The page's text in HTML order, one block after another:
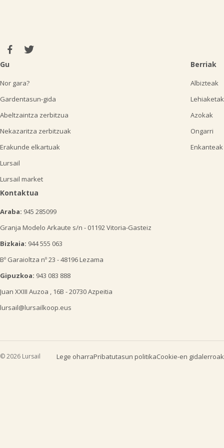
Gu
Nor gara?
Gardentasun-gida
Abeltzaintza zerbitzua
Nekazaritza zerbitzuak
Erakunde elkartuak
Lursail
Lursail market
Berriak
Albizteak
Lehiaketak
Azokak
Ongarri
Enkanteak
Kontaktua
Araba: 945 285099
Granja Modelo Arkaute s/n - 01192 Vitoria-Gasteiz
Bizkaia: 944 555 063
Bº Garaioltza nº 23 - 48196 Lezama
Gipuzkoa: 943 083 888
Juan XXIII Auzoa , 16B - 20730 Azpeitia
lursail@lursailkoop.eus
© 2026 Lursail Lege oharraPribatutasun politikaCookie-en gidalerroak